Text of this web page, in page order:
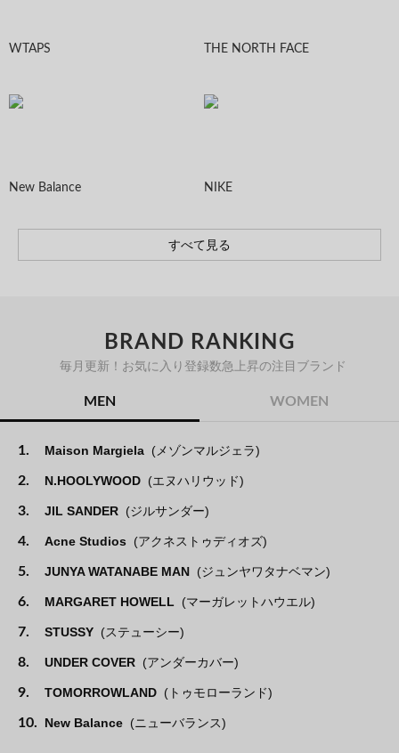
WTAPS THE NORTH FACE
New Balance NIKE
すべて見る
BRAND RANKING
毎月更新！お気に入り登録数急上昇の注目ブランド
MEN WOMEN
1. Maison Margiela (メゾンマルジェラ)
2. N.HOOLYWOOD (エヌハリウッド)
3. JIL SANDER (ジルサンダー)
4. Acne Studios (アクネストゥディオズ)
5. JUNYA WATANABE MAN (ジュンヤワタナベマン)
6. MARGARET HOWELL (マーガレットハウエル)
7. STUSSY (ステューシー)
8. UNDER COVER (アンダーカバー)
9. TOMORROWLAND (トゥモローランド)
10. New Balance (ニューバランス)